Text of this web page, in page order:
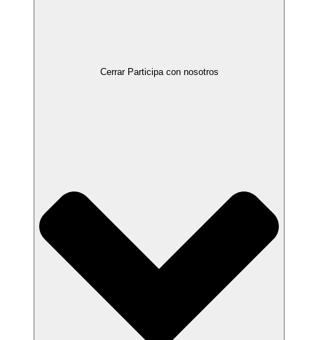
Cerrar Participa con nosotros